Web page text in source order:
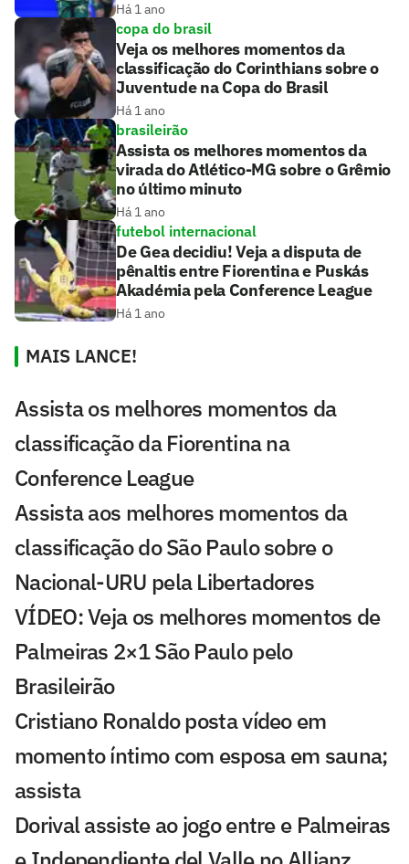
Há 1 ano
copa do brasil
Veja os melhores momentos da
classificação do Corinthians sobre o
Juventude na Copa do Brasil
Há 1 ano
brasileirão
Assista os melhores momentos da
virada do Atlético-MG sobre o Grêmio
no último minuto
Há 1 ano
futebol internacional
De Gea decidiu! Veja a disputa de
pênaltis entre Fiorentina e Puskás
Akadémia pela Conference League
Há 1 ano
MAIS LANCE!
Assista os melhores momentos da
classificação da Fiorentina na
Conference League
Assista aos melhores momentos da
classificação do São Paulo sobre o
Nacional-URU pela Libertadores
VÍDEO: Veja os melhores momentos de
Palmeiras 2×1 São Paulo pelo
Brasileirão
Cristiano Ronaldo posta vídeo em
momento íntimo com esposa em sauna;
assista
Dorival assiste ao jogo entre e Palmeiras